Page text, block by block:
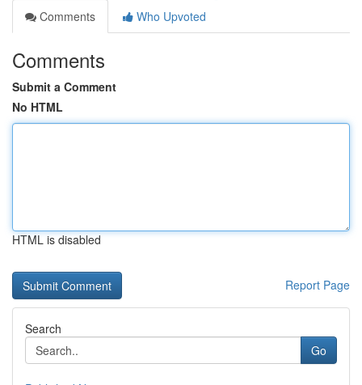
Comments
Who Upvoted
Comments
Submit a Comment
No HTML
HTML is disabled
Report Page
Search
Go